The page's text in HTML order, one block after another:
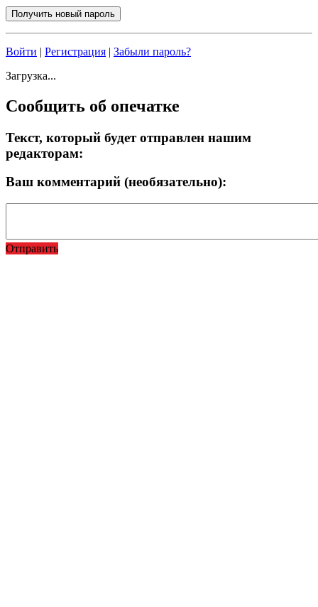
Войти | Регистрация | Забыли пароль?
Загрузка...
Сообщить об опечатке
Текст, который будет отправлен нашим
редакторам:
Ваш комментарий (необязательно):
Отправить